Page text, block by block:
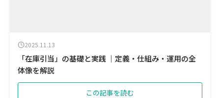
2025.11.13
「在庫引当」の基礎と実践 ｜定義・仕組み・運用の全
体像を解説
この記事を読む